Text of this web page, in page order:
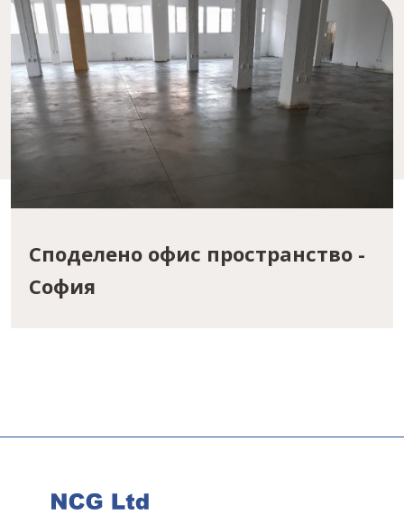
Споделено офис пространство -
София